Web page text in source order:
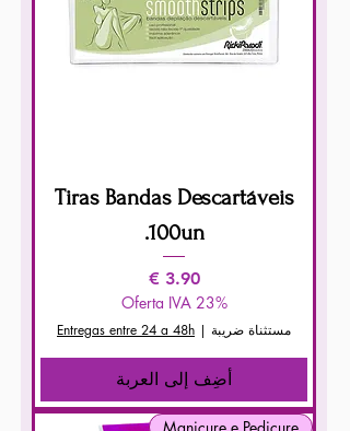
Tiras Bandas Descartáveis
100un.
السعر‏3.90 €
Oferta IVA 23%
مستثناة ضريبة |
Entregas entre 24 a 48h
أضِف إلى العربة